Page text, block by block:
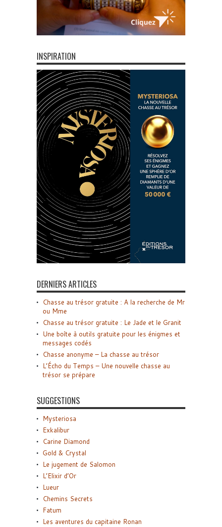
INSPIRATION
DERNIERS ARTICLES
Chasse au trésor gratuite : A la recherche de Mr
ou Mme
Chasse au trésor gratuite : Le Jade et le Granit
Une boîte à outils gratuite pour les énigmes et
messages codés
Chasse anonyme – La chasse au trésor
L’Écho du Temps – Une nouvelle chasse au
trésor se prépare
SUGGESTIONS
Mysteriosa
Exkalibur
Carine Diamond
Gold & Crystal
Le jugement de Salomon
L’Elixir d’Or
Lueur
Chemins Secrets
Fatum
Les aventures du capitaine Ronan